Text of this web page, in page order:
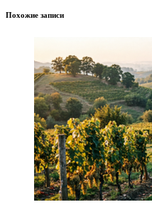
Похожие записи